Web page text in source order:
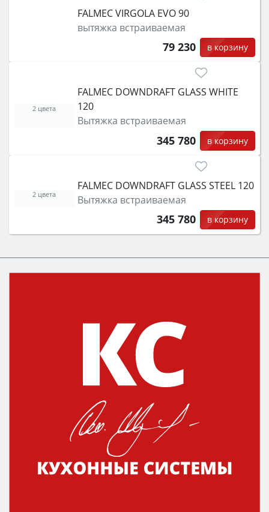
FALMEC VIRGOLA EVO 90
вытяжка встраиваемая
79 230 в корзину
FALMEC DOWNDRAFT GLASS WHITE
120
Вытяжка встраиваемая
345 780 в корзину
2 цвета
FALMEC DOWNDRAFT GLASS STEEL 120
Вытяжка встраиваемая
345 780 в корзину
2 цвета